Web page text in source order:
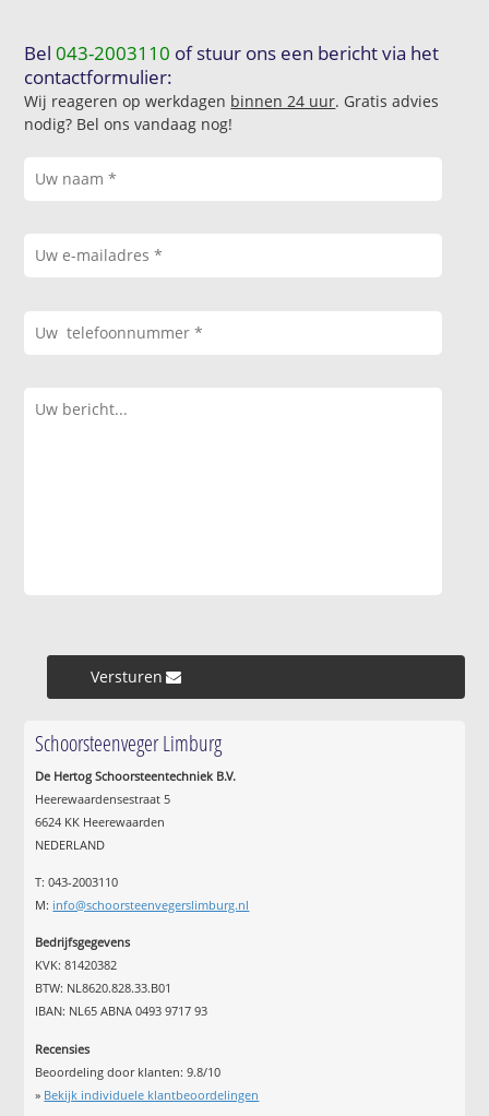
Bel043-2003110 of stuur ons een bericht via het
contactformulier:
Wij reageren op werkdagen binnen 24 uur. Gratis advies
nodig? Bel ons vandaag nog!
Versturen »
Schoorsteenveger Limburg
De Hertog Schoorsteentechniek B.V.
Heerewaardensestraat 5
6624 KK Heerewaarden
NEDERLAND
T: 043-2003110
M: info@schoorsteenvegerslimburg.nl
Bedrijfsgegevens
KVK: 81420382
BTW: NL8620.828.33.B01
IBAN: NL65 ABNA 0493 9717 93
Recensies
Beoordeling door klanten:9.8/10
» Bekijk individuele klantbeoordelingen